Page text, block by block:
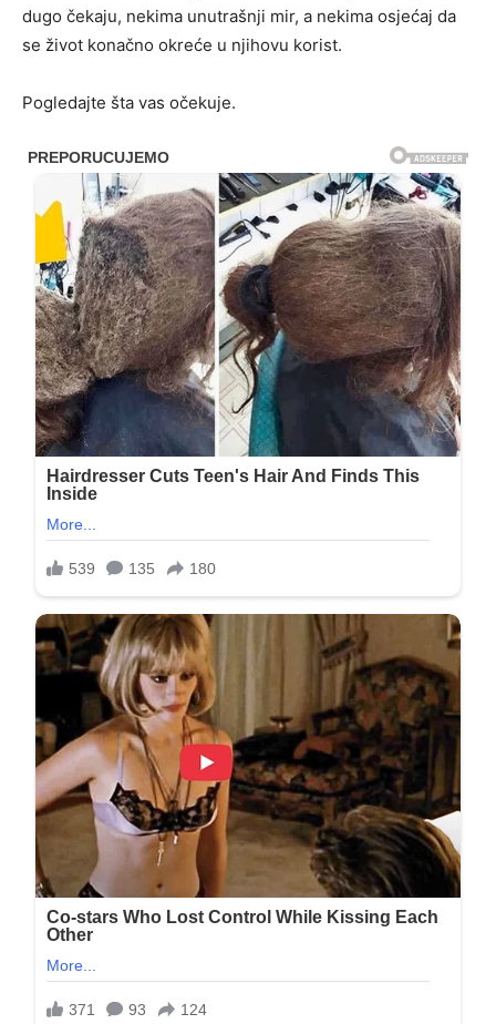
dugo čekaju, nekima unutrašnji mir, a nekima osjećaj da
se život konačno okreće u njihovu korist.
Pogledajte šta vas očekuje.